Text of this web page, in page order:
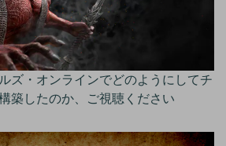
ズ・オンラインでどのようにしてチ
築したのか、ご視聴ください